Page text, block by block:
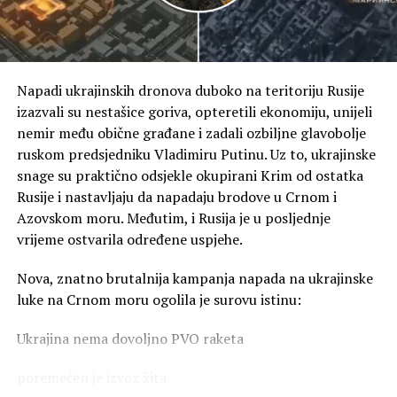
Napadi ukrajinskih dronova duboko na teritoriju Rusije
izazvali su nestašice goriva, opteretili ekonomiju, unijeli
nemir među obične građane i zadali ozbiljne glavobolje
ruskom predsjedniku Vladimiru Putinu. Uz to, ukrajinske
snage su praktično odsjekle okupirani Krim od ostatka
Rusije i nastavljaju da napadaju brodove u Crnom i
Azovskom moru. Međutim, i Rusija je u posljednje
vrijeme ostvarila određene uspjehe.
Nova, znatno brutalnija kampanja napada na ukrajinske
luke na Crnom moru ogolila je surovu istinu:
Ukrajina nema dovoljno PVO raketa